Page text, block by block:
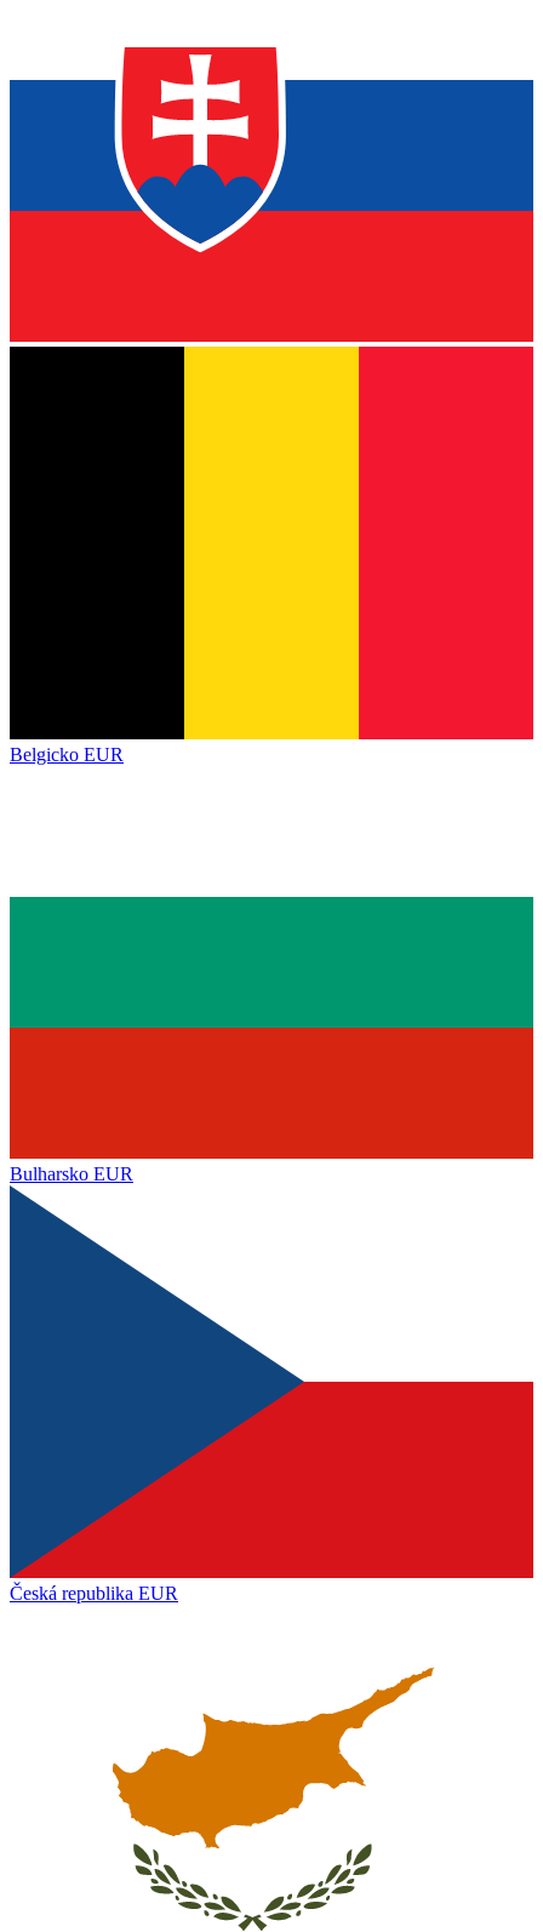
Belgicko EUR
Bulharsko EUR
Česká republika EUR